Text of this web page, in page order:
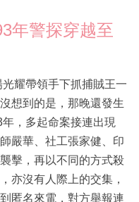
年警探穿越至
耀帶領手下抓捕賊王一
想到的是，那晚還發生
，多起命案接連出現
嚴華、社工張家健、印
擊，再以不同的方式殺
亦沒有人際上的交集，
匿名來電，對方舉報連